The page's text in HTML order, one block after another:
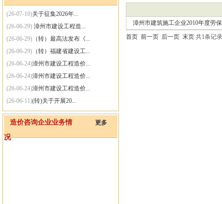
(26-07-10)关于征集2026年...
(26-06-29) 漳州市建设工程造...
(26-06-29) （转）最高法发布《...
(26-06-29) （转）福建省建设工...
(26-06-24)漳州市建设工程造价...
(26-06-24)漳州市建设工程造价...
(26-06-24)漳州市建设工程造价...
(26-06-11)(转)关于开展20...
(26-06-11)（转）漳州市住房和...
(26-06-01)(转)住房城乡建设...
(25-09-30)关于网站系统维护的通知
造价咨询企业业务情
况
更多
漳州市建筑施工企业2010年度劳
首页 前一页 后一页 末页 共1条记